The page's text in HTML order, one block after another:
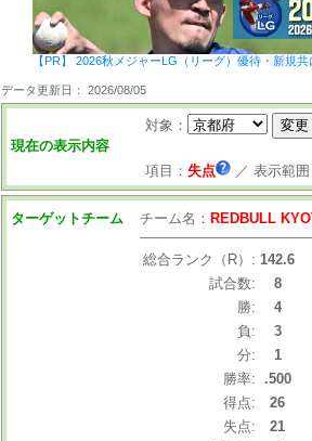
【PR】 2026秋メジャーLG（リーグ）優待・新規
データ更新日： 2026/08/05
現在の表示内容
対象：
項目： 失点 ／ 表示範囲
ターゲットチーム チーム名： REDBULL
総合ランク（R）: 142.6
試合数:
8
勝:
4
負:
3
分:
1
勝率:
.500
得点:
26
失点:
21